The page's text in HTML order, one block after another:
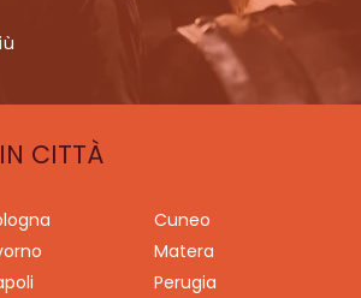
CITTÀ
Cuneo
Matera
Perugia